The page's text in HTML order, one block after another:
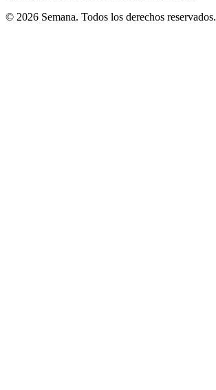
© 2026 Semana. Todos los derechos reservados.